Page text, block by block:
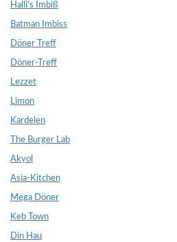
Halli's Imbiß
Batman Imbiss
Döner Treff
Döner-Treff
Lezzet
Limon
Kardelen
The Burger Lab
Akyol
Asia-Kitchen
Mega Döner
Keb Town
Din Hau